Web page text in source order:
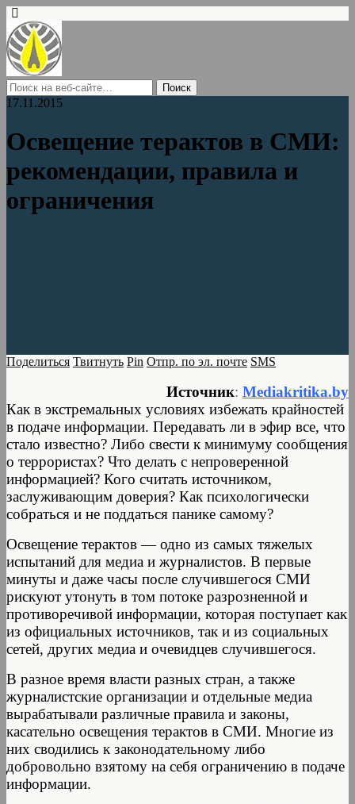
17.11.2015
Освещение терактов в СМИ:
рекомендации, правила и
ограничения
Поделиться Твитнуть Pin Отпр. по эл. почте SMS
Источник: Мediakritika.by
Как в экстремальных условиях избежать крайностей
в подаче информации. Передавать ли в эфир все, что
стало известно? Либо свести к минимуму сообщения
о террористах? Что делать с непроверенной
информацией? Кого считать источником,
заслуживающим доверия? Как психологически
собраться и не поддаться панике самому?
Освещение терактов — одно из самых тяжелых
испытаний для медиа и журналистов. В первые
минуты и даже часы после случившегося СМИ
рискуют утонуть в том потоке разрозненной и
противоречивой информации, которая поступает как
из официальных источников, так и из социальных
сетей, других медиа и очевидцев случившегося.
В разное время власти разных стран, а также
журналистские организации и отдельные медиа
вырабатывали различные правила и законы,
касательно освещения терактов в СМИ. Многие из
них сводились к законодательному либо
добровольно взятому на себя ограничению в подаче
информации.